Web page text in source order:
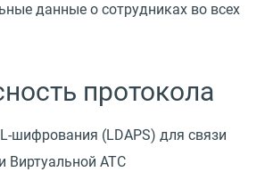
данные о сотрудниках во всех
протокола
шифрования (LDAPS) для связи
Виртуальной АТС